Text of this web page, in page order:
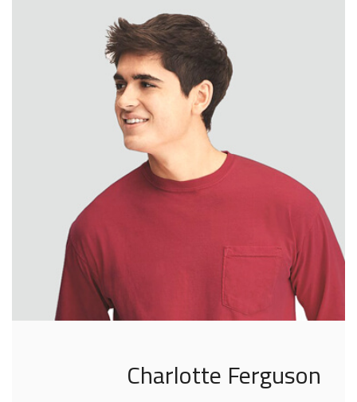
Charlotte Ferguson